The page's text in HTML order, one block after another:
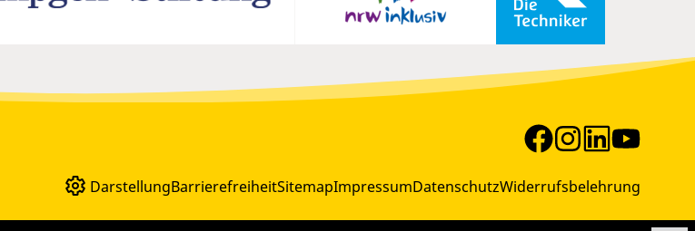
DarstellungBarrierefreiheitSitemapImpressumDatenschutzWiderrufsbelehrung